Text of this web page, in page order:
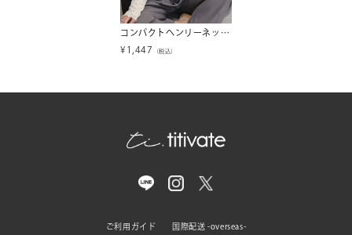
コンパクトヘンリーネックロングスリーブトップス
¥ 1,447 （税込）
ご利用ガイド 国際配送 -overseas-